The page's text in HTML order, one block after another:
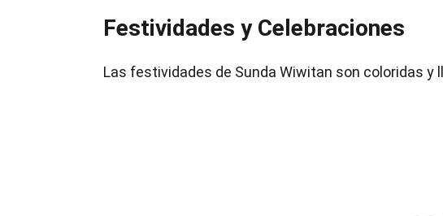
Festividades y Celebraciones
Las festividades de Sunda Wiwitan son coloridas y